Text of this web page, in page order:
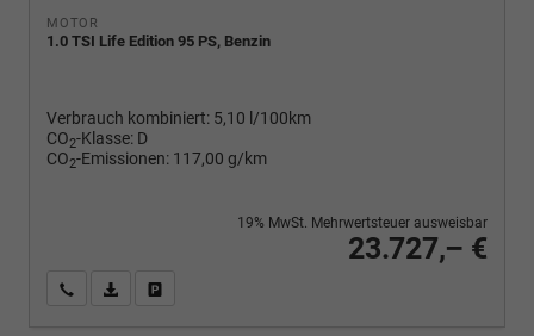
MOTOR
1.0 TSI Life Edition 95 PS, Benzin
Verbrauch kombiniert: 5,10 l/100km
CO2-Klasse: D
CO2-Emissionen: 117,00 g/km
23.727,– €
19% MwSt. Mehrwertsteuer ausweisbar
Wir rufen Sie anPDF-Fahrzeugexposé drucken